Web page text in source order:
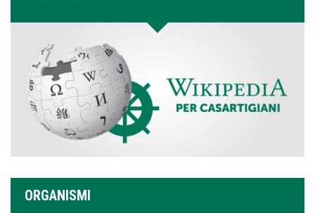
ORGANISMI